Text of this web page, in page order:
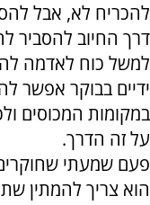
להכריח לא, אבל
דרך החיוב להסביר
למשל כוח לאדמה
ידיים בבוקר אפשר
במקומות המכוסים
על זה הדרך.
פעם שמעתי
הוא צריך להמתין